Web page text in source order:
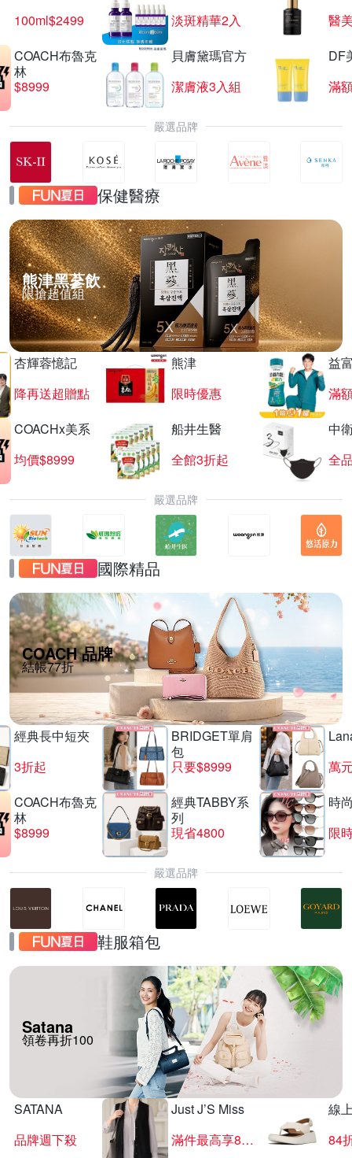
100ml$2499
淡斑精華2入
醫
COACH布魯克
林
$8999
貝膚黛瑪官方
潔膚液3入組
DF
滿
嚴選品牌
保健醫療
熊津黑蔘飲
限搶超值組
杏輝蓉憶記
降再送超贈點
熊津
限時優惠
益
滿
COACHx美系
均價$8999
船井生醫
全館3折起
中
全
嚴選品牌
國際精品
COACH 品牌
結帳77折
經典長中短夾
3折起
BRIDGET單肩
包
只要$8999
萬
COACH布魯克
林
$8999
經典TABBY系
列
現省4800
時
限
嚴選品牌
鞋服箱包
Satana
領卷再折100
SATANA
品牌週下殺
Just J’S Miss
滿件最高享85折
線
84